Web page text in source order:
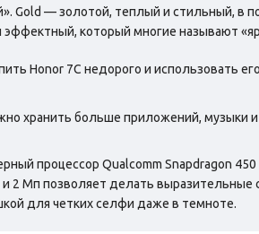
Gold — золотой, теплый и стильный, в
который многие называют
Honor 7C недорого и использовать
хранить больше приложений, музыки
процессор Qualcomm Snapdragon 450
2 Мп позволяет делать выразительные
для четких селфи даже в темноте.